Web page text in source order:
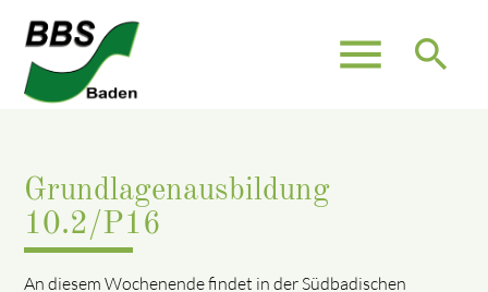
menu search
Grundlagenausbildung
10.2/P16
An diesem Wochenende findet in der Südbadischen